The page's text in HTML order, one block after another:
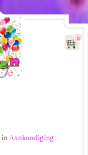
0
inAankondiging